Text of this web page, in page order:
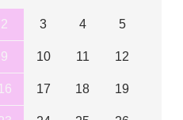
2 3 4 5
9 10 11 12
16 17 18 19